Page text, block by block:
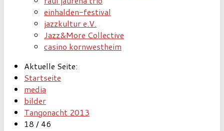
einhalden-festival
jazzkultur e.V.
Jazz&More Collective
casino kornwestheim
Aktuelle Seite:
Startseite
media
bilder
Tangonacht 2013
18 / 46